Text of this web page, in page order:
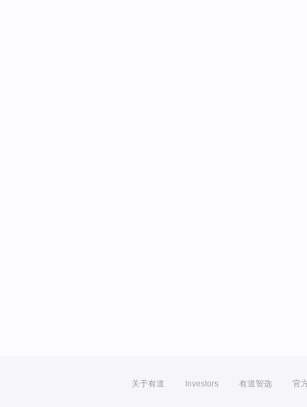
关于有道 Investors 有道智选 官